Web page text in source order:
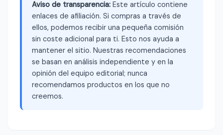
Aviso de transparencia: Este artículo contiene
enlaces de afiliación. Si compras a través de
ellos, podemos recibir una pequeña comisión
sin coste adicional para ti. Esto nos ayuda a
mantener el sitio. Nuestras recomendaciones
se basan en análisis independiente y en la
opinión del equipo editorial; nunca
recomendamos productos en los que no
creemos.